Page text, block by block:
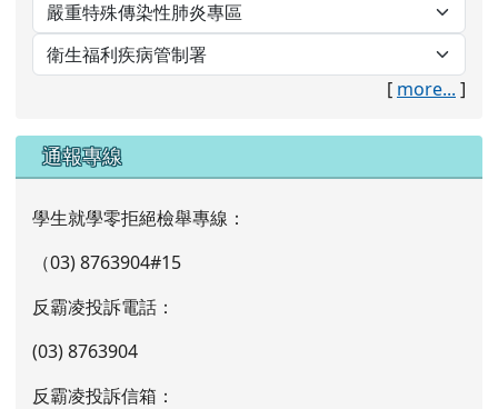
[ more... ]
通報專線
學生就學零拒絕檢舉專線：
（03) 8763904#15
反霸凌投訴電話：
(03) 8763904
反霸凌投訴信箱：